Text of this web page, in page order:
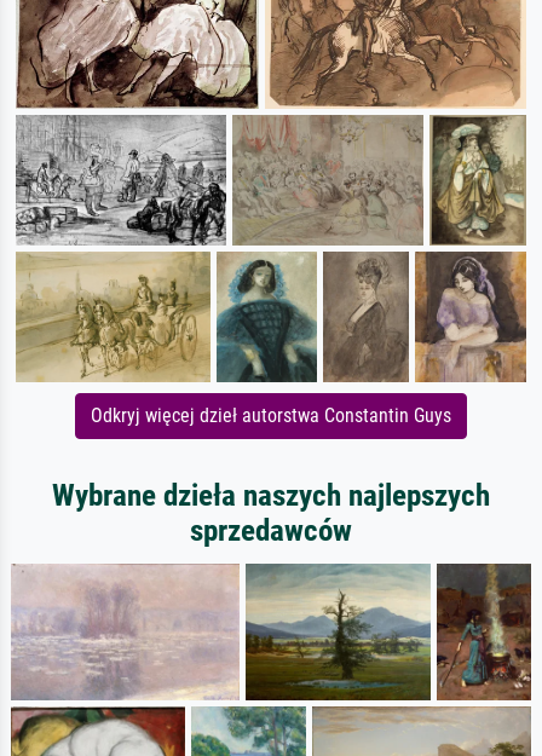
Odkryj więcej dzieł autorstwa Constantin Guys
Wybrane dzieła naszych najlepszych
sprzedawców